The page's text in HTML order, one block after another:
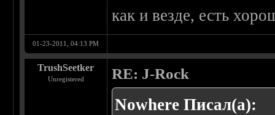
как и везде, есть
01-23-2011, 04:13 PM
TrushSeetker
Unregistered RE: J-Rock
Nowhere Писал(а):